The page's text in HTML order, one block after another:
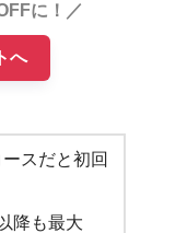
に！／
へ
スだと初回
降も最大